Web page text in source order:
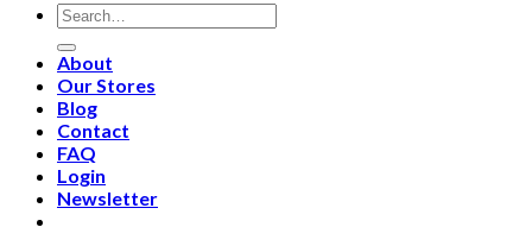
Search
for:
About
Our Stores
Blog
Contact
FAQ
Login
Newsletter